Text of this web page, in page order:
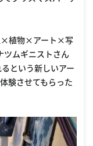
×植物×アート×写
ツムギニストさん
という新しいアー
験させてもらった